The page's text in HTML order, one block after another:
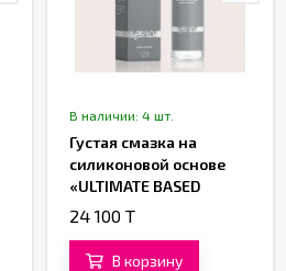
В наличии: 4 шт.
Густая смазка на
силиконовой основе
«ULTIMATE BASED
LUBRICANT» от
24 100 T
В корзину